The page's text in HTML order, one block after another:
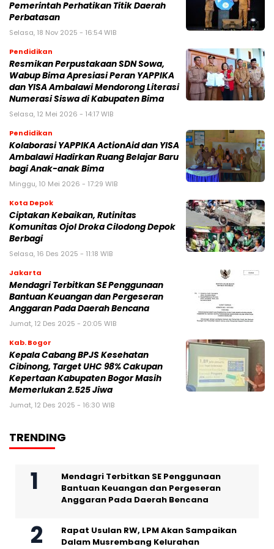
Pemerintah Perhatikan Titik Daerah
Perbatasan
Selasa, 18 Nov 2025 - 16:54 WIB
Pendidikan
Resmikan Perpustakaan SDN Sowa,
Wabup Bima Apresiasi Peran YAPPIKA
dan YISA Ambalawi Mendorong Literasi
Numerasi Siswa di Kabupaten Bima
Selasa, 12 Mei 2026 - 14:17 WIB
Pendidikan
Kolaborasi YAPPIKA ActionAid dan YISA
Ambalawi Hadirkan Ruang Belajar Baru
bagi Anak-anak Bima
Minggu, 10 Mei 2026 - 17:29 WIB
Kota Depok
Ciptakan Kebaikan, Rutinitas
Komunitas Ojol Droka Cilodong Depok
Berbagi
Selasa, 16 Des 2025 - 11:18 WIB
Jakarta
Mendagri Terbitkan SE Penggunaan
Bantuan Keuangan dan Pergeseran
Anggaran Pada Daerah Bencana
Jumat, 12 Des 2025 - 20:05 WIB
Kab. Bogor
Kepala Cabang BPJS Kesehatan
Cibinong, Target UHC 98% Cakupan
Kepertaan Kabupaten Bogor Masih
Memerlukan 2.525 Jiwa
Jumat, 12 Des 2025 - 16:30 WIB
TRENDING
Mendagri Terbitkan SE Penggunaan
Bantuan Keuangan dan Pergeseran
Anggaran Pada Daerah Bencana
Rapat Usulan RW, LPM Akan Sampaikan
Dalam Musrembang Kelurahan